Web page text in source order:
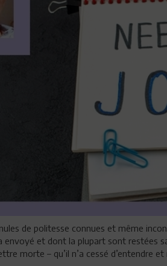
de politesse connues et même
envoyé et dont la plupart sont restées
morte – qu’il n’a cessé d’entendre et